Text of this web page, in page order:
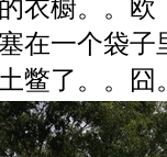
在一个袋
鳖了。。囧。